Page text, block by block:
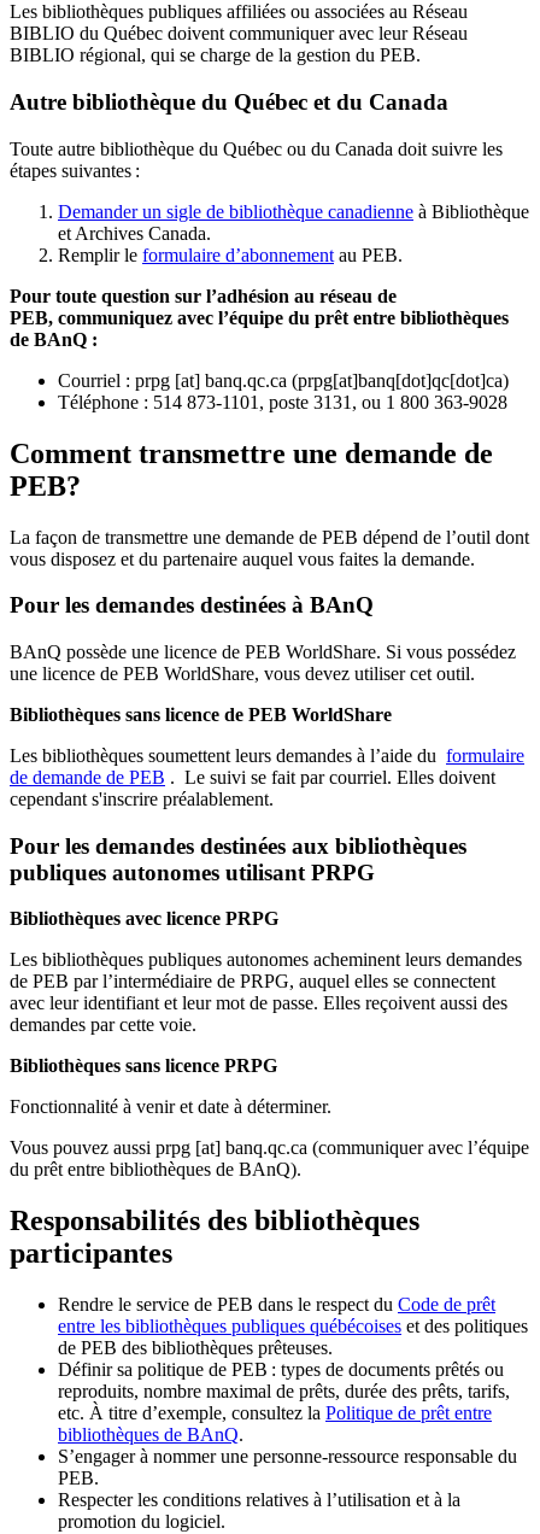
Les bibliothèques publiques affiliées ou associées au Réseau
BIBLIO du Québec doivent communiquer avec leur Réseau
BIBLIO régional, qui se charge de la gestion du PEB.
Autre bibliothèque du Québec et du Canada
Toute autre bibliothèque du Québec ou du Canada doit suivre les
étapes suivantes :
Demander un sigle de bibliothèque canadienne à Bibliothèque
et Archives Canada.
Remplir le formulaire d’abonnement au PEB.
Pour toute question sur l’adhésion au réseau de
PEB, communiquez avec l’équipe du prêt entre bibliothèques
de BAnQ :
Courriel : prpg [at] banq.qc.ca (prpg[at]banq[dot]qc[dot]ca)
Téléphone : 514 873-1101, poste 3131, ou 1 800 363-9028
Comment transmettre une demande de
PEB?
La façon de transmettre une demande de PEB dépend de l’outil dont
vous disposez et du partenaire auquel vous faites la demande.
Pour les demandes destinées à BAnQ
BAnQ possède une licence de PEB WorldShare. Si vous possédez
une licence de PEB WorldShare, vous devez utiliser cet outil.
Bibliothèques sans licence de PEB WorldShare
Les bibliothèques soumettent leurs demandes à l’aide du formulaire
de demande de PEB . Le suivi se fait par courriel. Elles doivent
cependant s'inscrire préalablement.
Pour les demandes destinées aux bibliothèques
publiques autonomes utilisant PRPG
Bibliothèques avec licence PRPG
Les bibliothèques publiques autonomes acheminent leurs demandes
de PEB par l’intermédiaire de PRPG, auquel elles se connectent
avec leur identifiant et leur mot de passe. Elles reçoivent aussi des
demandes par cette voie.
Bibliothèques sans licence PRPG
Fonctionnalité à venir et date à déterminer.
Vous pouvez aussi prpg [at] banq.qc.ca (communiquer avec l’équipe
du prêt entre bibliothèques de BAnQ).
Responsabilités des bibliothèques
participantes
Rendre le service de PEB dans le respect du Code de prêt
entre les bibliothèques publiques québécoises et des politiques
de PEB des bibliothèques prêteuses.
Définir sa politique de PEB : types de documents prêtés ou
reproduits, nombre maximal de prêts, durée des prêts, tarifs,
etc. À titre d’exemple, consultez la Politique de prêt entre
bibliothèques de BAnQ.
S’engager à nommer une personne-ressource responsable du
PEB.
Respecter les conditions relatives à l’utilisation et à la
promotion du logiciel.